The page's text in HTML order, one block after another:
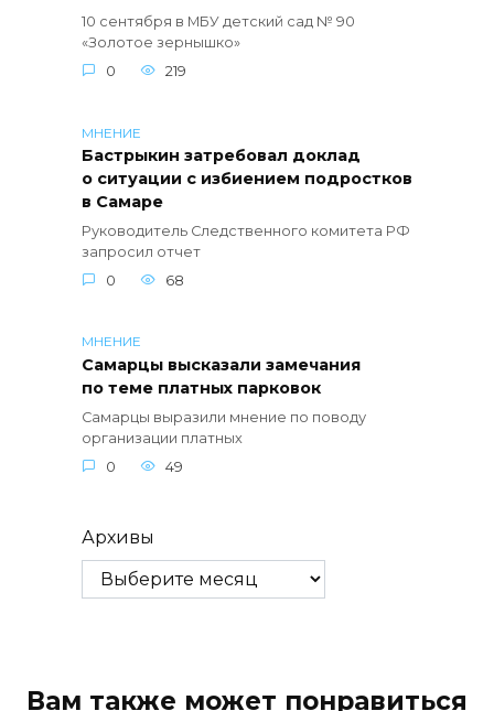
10 сентября в МБУ детский сад № 90
«Золотое зернышко»
0
219
МНЕНИЕ
Бастрыкин затребовал доклад
о ситуации с избиением подростков
в Самаре
Руководитель Следственного комитета РФ
запросил отчет
0
68
МНЕНИЕ
Самарцы высказали замечания
по теме платных парковок
Самарцы выразили мнение по поводу
организации платных
0
49
Архивы
Вам также может понравиться